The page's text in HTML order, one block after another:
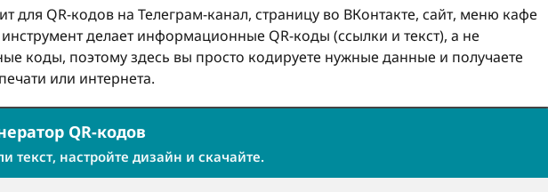
для QR-кодов на Телеграм-канал, страницу во ВКонтакте, сайт, меню кафе
делает информационные QR-коды (ссылки и текст), а не
коды, поэтому здесь вы просто кодируете нужные данные и получаете
или интернета.
QR-кодов
текст, настройте дизайн и скачайте.